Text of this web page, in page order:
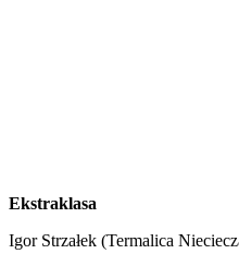
Ekstraklasa
Igor Strzałek (Termalica